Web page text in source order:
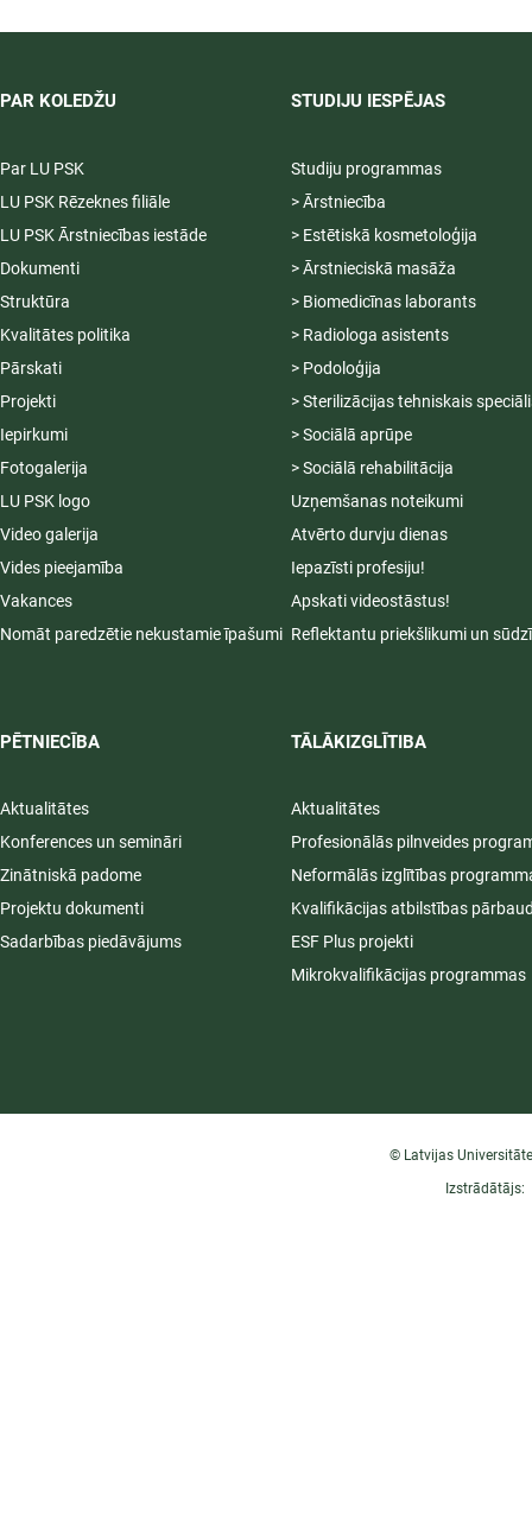
PAR KOLEDŽU
Par LU PSK
LU PSK Rēzeknes filiāle
LU PSK Ārstniecības iestāde
Dokumenti
Struktūra
Kvalitātes politika
Pārskati
Projekti
Iepirkumi
Fotogalerija
LU PSK logo
Video galerija
Vides pieejamība
Vakances
Nomāt paredzētie nekustamie īpašumi
PĒTNIECĪBA
Aktualitātes
Konferences un semināri
Zinātniskā padome
Projektu dokumenti
Sadarbības piedāvājums
STUDIJU IESPĒJAS
Studiju programmas
> Ārstniecība
> Estētiskā kosmetoloģija
> Ārstnieciskā masāža
> Biomedicīnas laborants
> Radiologa asistents
> Podoloģija
> Sterilizācijas tehniskais
> Sociālā aprūpe
> Sociālā rehabilitācija
Uzņemšanas noteikumi
Atvērto durvju dienas
Iepazīsti profesiju!
Apskati videostāstus!
Reflektantu priekšlikumi un
TĀLĀKIZGLĪTIBA
Aktualitātes
Profesionālās pilnveides
Neformālās izglītības
Kvalifikācijas atbilstības
ESF Plus projekti
Mikrokvalifikācijas programmas
© Latvijas
Izstrādātājs: